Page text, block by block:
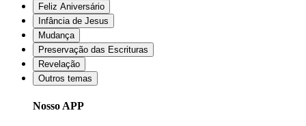
Feliz Aniversário
Infância de Jesus
Mudança
Preservação das Escrituras
Revelação
Outros temas
Nosso APP